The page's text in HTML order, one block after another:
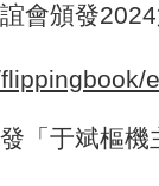
會頒發
「于斌樞